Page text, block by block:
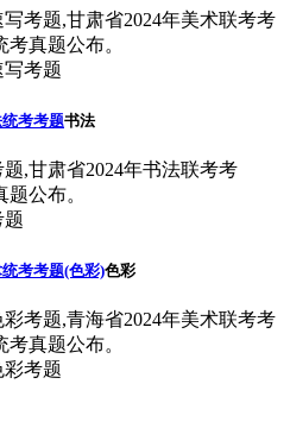
考题,甘肃省2024年美术联考考
真题公布。
统考考题书法
,甘肃省2024年书法联考考
公布。
统考考题(色彩)色彩
考题,青海省2024年美术联考考
真题公布。